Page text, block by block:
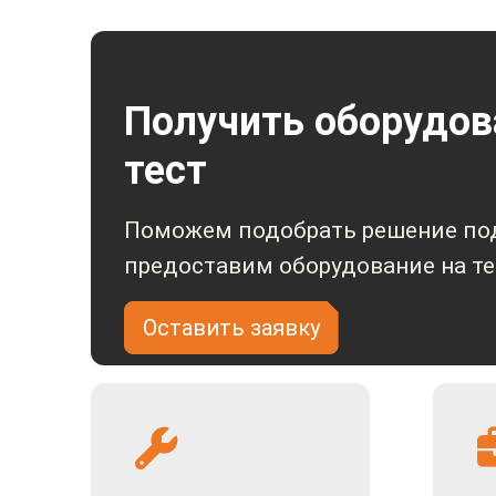
Получить
тест
Поможем подобрать решение
предоставим оборудование на
Оставить заявку